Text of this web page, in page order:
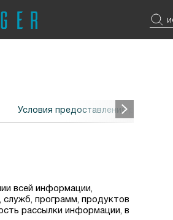
Условия предоставления
всей информации,
служб, программ, продуктов
рассылки информации, в